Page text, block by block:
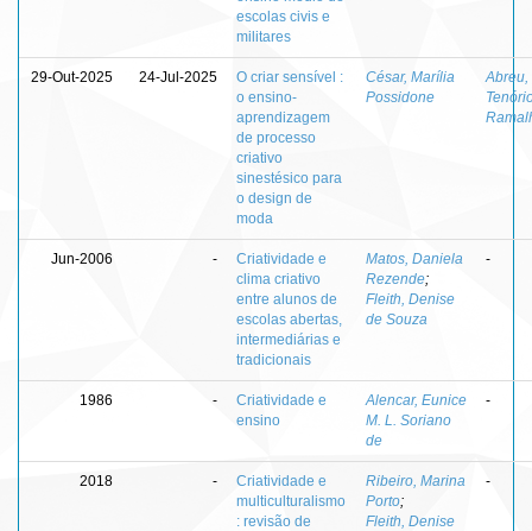
escolas civis e
militares
29-Out-2025 24-Jul-2025
O criar sensível :
o ensino-
aprendizagem
de processo
criativo
sinestésico para
o design de
moda
César, Marília
Possidone
Abreu,
Jun-2006 -
Criatividade e
clima criativo
entre alunos de
escolas abertas,
intermediárias e
tradicionais
Matos, Daniela
Rezende;
Fleith, Denise
de Souza
-
1986 -
Criatividade e
ensino
Alencar, Eunice
M. L. Soriano
de
-
2018 -
Criatividade e
multiculturalismo
: revisão de
Ribeiro, Marina
Porto;
Fleith, Denise
-